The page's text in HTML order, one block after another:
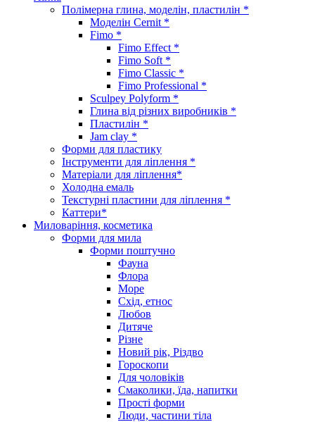
Полімерна глина, моделін, пластилін *
Моделін Cernit *
Fimo *
Fimo Effect *
Fimo Soft *
Fimo Classic *
Fimo Professional *
Sculpey Polyform *
Глина від різних виробників *
Пластилін *
Jam clay *
Форми для пластику
Інструменти для ліплення *
Матеріали для ліплення*
Холодна емаль
Текстурні пластини для ліплення *
Каттери*
Миловаріння, косметика
Форми для мила
Форми поштучно
Фауна
Флора
Море
Схід, етнос
Любов
Дитяче
Різне
Новий рік, Різдво
Гороскопи
Для чоловіків
Смаколики, їда, напитки
Прості форми
Люди, частини тіла